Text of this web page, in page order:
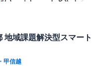
地域課題解決型スマート
甲信越